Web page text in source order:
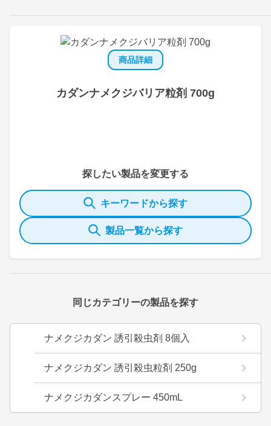
商品詳細
カダンナメクジバリア粒剤 700g
探したい製品を変更する
キーワードから探す
製品一覧から探す
同じカテゴリーの製品を探す
ナメクジカダン 誘引殺虫剤 8個入
ナメクジカダン 誘引殺虫粒剤 250g
ナメクジカダンスプレー 450mL